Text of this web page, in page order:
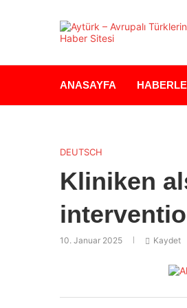
ANASAYFA
DEUTSCH
Kliniken
10. Januar 2025 Kaydet